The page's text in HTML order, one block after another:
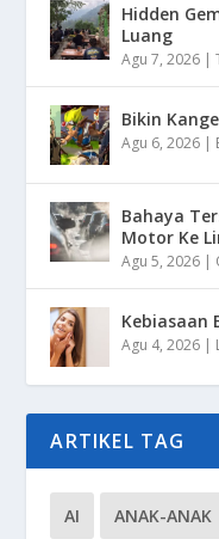
Hidden
Luang
Agu 7, 2026 |
Bikin
Agu 6, 2026 |
Bahaya
Motor Ke
Agu 5, 2026 |
Kebiasaan
Agu 4, 2026 |
ARTIKEL TAG
AI ANAK-ANAK